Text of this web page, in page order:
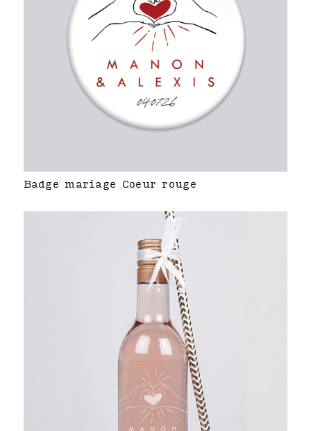
Badge mariage Coeur rouge